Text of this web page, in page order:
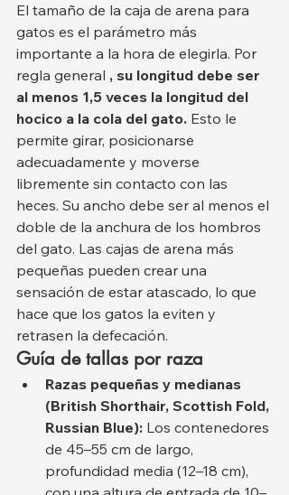
El tamaño de la caja de arena para
gatos es el parámetro más
importante a la hora de elegirla. Por
regla general , su longitud debe ser
al menos 1,5 veces la longitud del
hocico a la cola del gato. Esto le
permite girar, posicionarse
adecuadamente y moverse
libremente sin contacto con las
heces. Su ancho debe ser al menos el
doble de la anchura de los hombros
del gato. Las cajas de arena más
pequeñas pueden crear una
sensación de estar atascado, lo que
hace que los gatos la eviten y
retrasen la defecación.
Guía de tallas por raza
Razas pequeñas y medianas
(British Shorthair, Scottish Fold,
Russian Blue): Los contenedores
de 45–55 cm de largo,
profundidad media (12–18 cm),